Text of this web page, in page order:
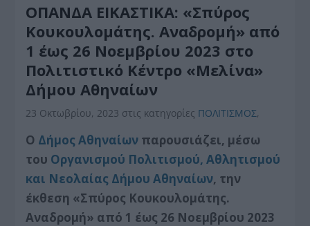
ΟΠΑΝΔΑ ΕΙΚΑΣΤΙΚΑ: «Σπύρος
Κουκουλομάτης. Αναδρομή» από
1 έως 26 Νοεμβρίου 2023 στο
Πολιτιστικό Κέντρο «Μελίνα»
Δήμου Αθηναίων
23 Οκτωβρίου, 2023 στις κατηγορίες ΠΟΛΙΤΙΣΜΟΣ,
Ο Δήμος Αθηναίων παρουσιάζει, μέσω
του Οργανισμού Πολιτισμού, Αθλητισμού
και Νεολαίας Δήμου Αθηναίων, την
έκθεση «Σπύρος Κουκουλομάτης.
Αναδρομή» από 1 έως 26 Νοεμβρίου 2023